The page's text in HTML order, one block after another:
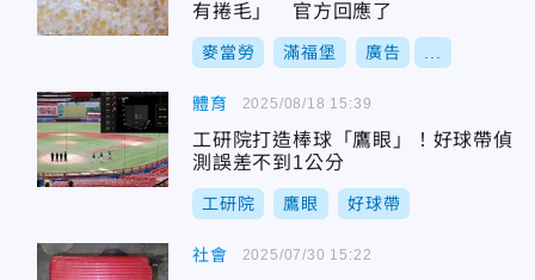
有捲毛」 官方回應了
麥當勞 滿福堡 廣告
體育
工研院打造棒球「鷹眼」！好球帶偵
測誤差不到1公分
工研院 鷹眼 好球帶
2025/08/18 15:39
社會 2025/07/30 15:22